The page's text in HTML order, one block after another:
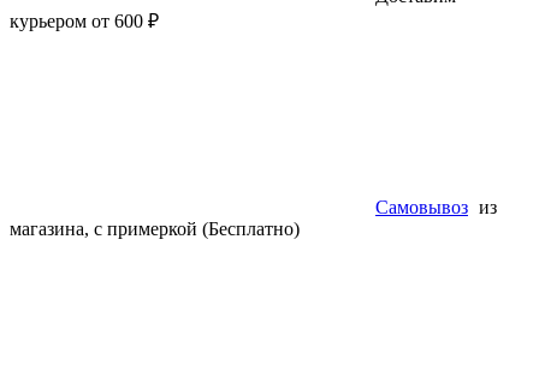
курьером от 600 ₽
Самовывоз из
магазина, с примеркой (Бесплатно)